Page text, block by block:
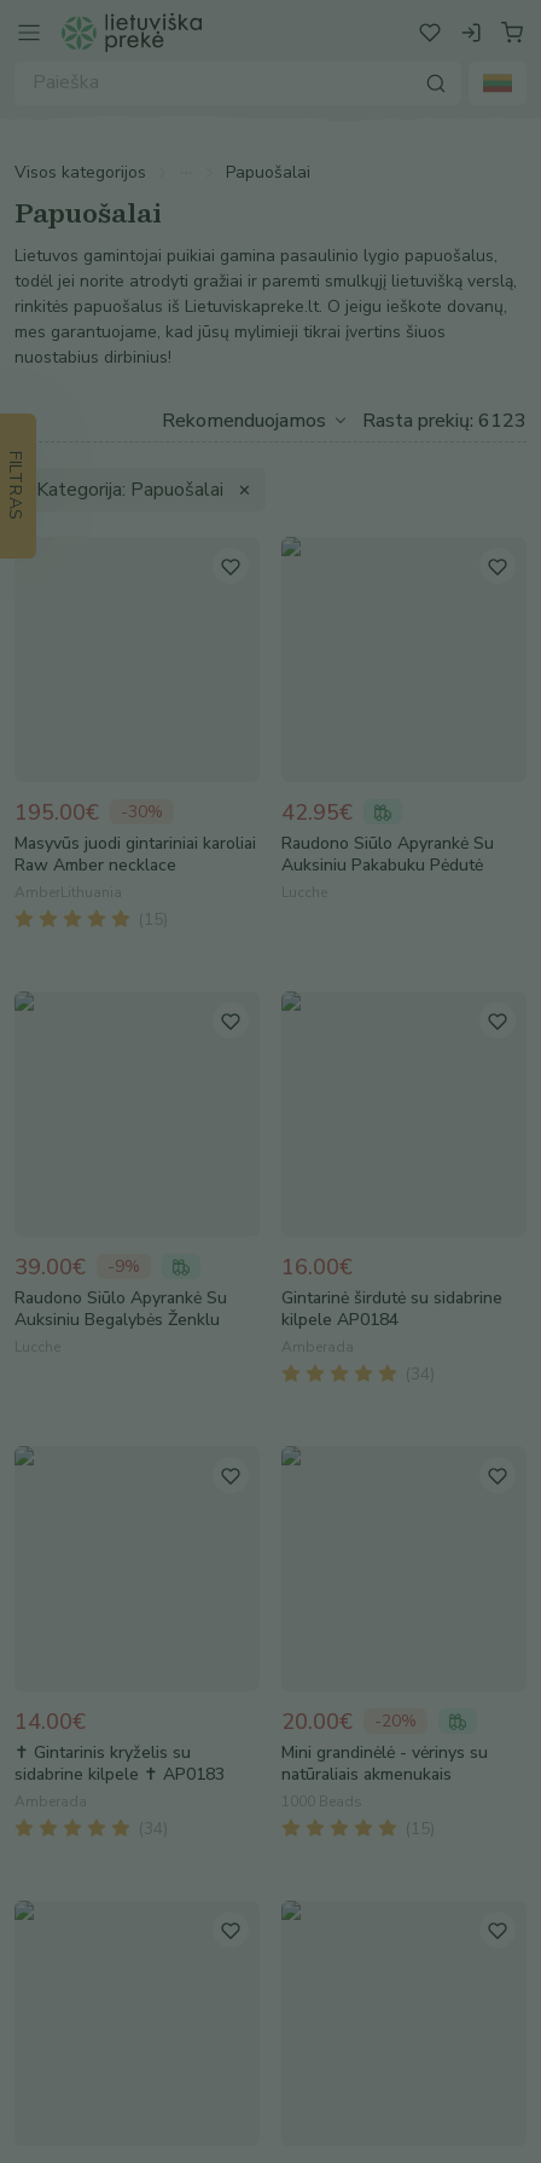
Visos kategorijos Papuošalai
Papuošalai
Lietuvos gamintojai puikiai gamina pasaulinio lygio papuošalus,
todėl jei norite atrodyti gražiai ir paremti smulkųjį lietuvišką verslą,
rinkitės papuošalus iš Lietuviskapreke.lt. O jeigu ieškote dovanų,
mes garantuojame, kad jūsų mylimieji tikrai įvertins šiuos
nuostabius dirbinius!
FILTRAS
Rasta prekių: 6123
Kategorija: Papuošalai ✕
195.00€ -30%
Masyvūs juodi gintariniai karoliai
Raw Amber necklace
AmberLithuania
( 15
42.95€
Raudono Siūlo Apyrankė Su
Auksiniu Pakabuku Pėdutė
Lucche
39.00€ -9%
Raudono Siūlo Apyrankė Su
Auksiniu Begalybės Ženklu
Lucche
16.00€
Gintarinė širdutė su sidabrine
kilpele AP0184
Amberada
( 34
14.00€
✝️ Gintarinis kryželis su
sidabrine kilpele ✝️ AP0183
Amberada
( 34
20.00€ -20%
Mini grandinėlė - vėrinys su
natūraliais akmenukais
1000 Beads
( 15